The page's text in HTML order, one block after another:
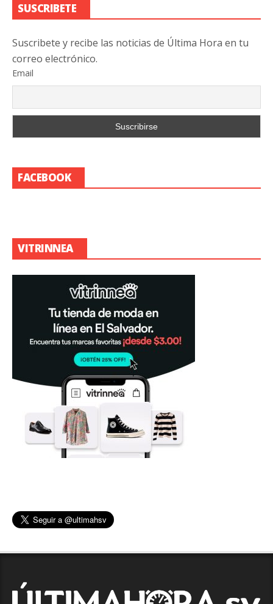
SUSCRIBETE
Suscribete y recibe las noticias de Última Hora en tu
correo electrónico.
Email
FACEBOOK
VITRINNEA